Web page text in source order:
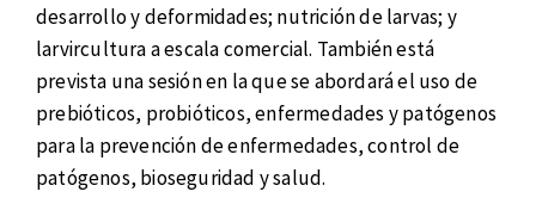
desarrollo y deformidades; nutrición de larvas; y
larvircultura a escala comercial. También está
prevista una sesión en la que se abordará el uso de
prebióticos, probióticos, enfermedades y patógenos
para la prevención de enfermedades, control de
patógenos, bioseguridad y salud.